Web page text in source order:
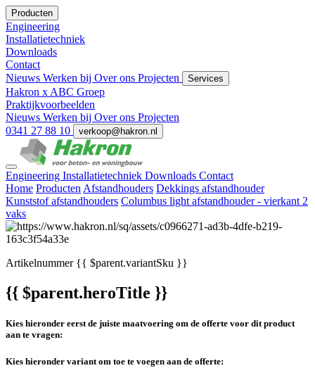
Producten
Engineering
Installatietechniek
Downloads
Contact
Nieuws Werken bij Over ons Projecten Services
Hakron x ABC Groep
Praktijkvoorbeelden
Nieuws Werken bij Over ons Projecten
0341 27 88 10
verkoop@hakron.nl
Engineering Installatietechniek Downloads Contact
Home Producten Afstandhouders Dekkings afstandhouder
Kunststof afstandhouders Columbus light afstandhouder - vierkant 2
vaks
Artikelnummer{{ $parent.variantSku }}
{{ $parent.heroTitle }}
Kies hieronder eerst de juiste maatvoering om de offerte voor dit product
aan te vragen:
Kies hieronder variant om toe te voegen aan de offerte: